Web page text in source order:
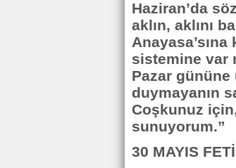
Haziran’da
aklın, aklını
sistemine var
Pazar gününe
duymayanın
Coşkunuz
sunuyorum.”
30 MAYIS